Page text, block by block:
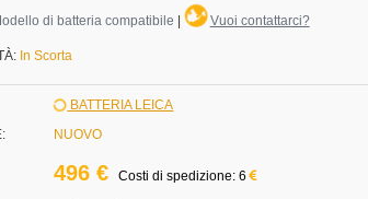
di batteria compatibile Vuoi contattarci?
In Scorta
BATTERIA LEICA
NUOVO
496 € Costi di spedizione: 6